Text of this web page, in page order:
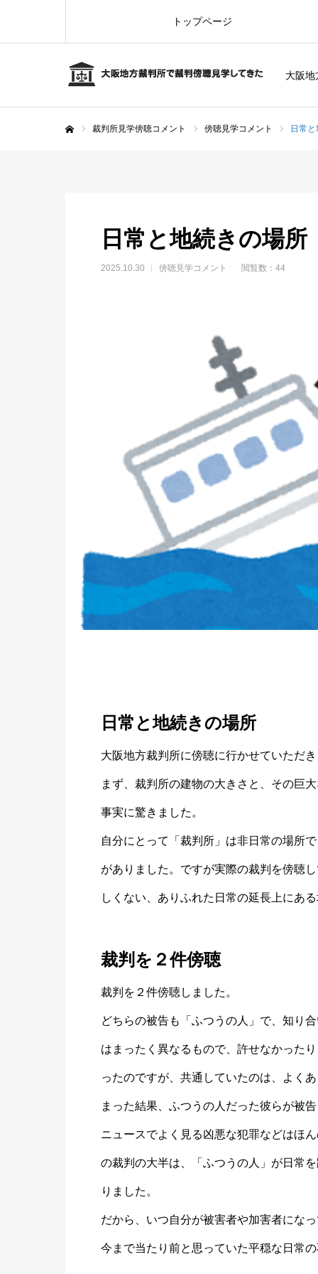
大阪
トップページ
裁判所見学傍聴コメント 傍聴見学コメント 日常
日常と地続きの場所
2025.10.30 傍聴見学コメント 閲覧数：44
日常と地続きの場所
大阪地方裁判所に傍聴に行かせていただ
まず、裁判所の建物の大きさと、その巨
事実に驚きました。
自分にとって「裁判所」は非日常の場所
がありました。ですが実際の裁判を傍聴
しくない、ありふれた日常の延長上にあ
裁判を２件傍聴
裁判を２件傍聴しました。
どちらの被告も「ふつうの人」で、知り
はまったく異なるもので、許せなかった
ったのですが、共通していたのは、よく
まった結果、ふつうの人だった彼らが被
ニュースでよく見る凶悪な犯罪などはほ
の裁判の大半は、「ふつうの人」が日常
りました。
だから、いつ自分が被害者や加害者にな
今まで当たり前と思っていた平穏な日常